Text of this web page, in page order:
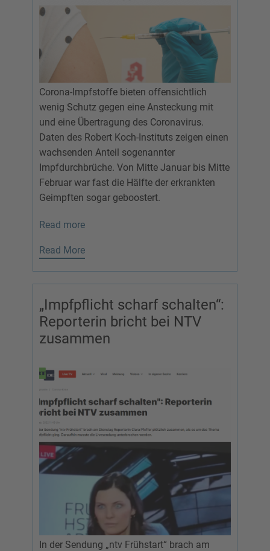
Corona-Impfstoffe bieten offensichtlich
wenig Schutz gegen eine Ansteckung mit
und eine Übertragung des Coronavirus.
Daten des Robert Koch-Instituts zeigen einen
wachsenden Anteil sogenannter
Impfdurchbrüche. Von Mitte Januar bis Mitte
Februar war fast die Hälfte der erkrankten
Geimpften sogar geboostert.
Read more
Read More
„Impfpflicht scharf schalten“:
Reporterin bricht bei NTV
zusammen
In der Sendung „ntv Frühstart“ brach am